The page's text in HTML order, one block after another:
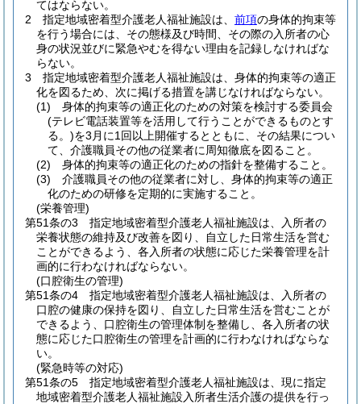
てはならない。
2
指定地域密着型介護老人福祉施設は、 前項の身体的拘束等
を行う場合には、その態様及び時間、その際の入所者の心
身の状況並びに緊急やむを得ない理由を記録しなければな
らない。
3
指定地域密着型介護老人福祉施設は、身体的拘束等の適正
化を図るため、次に掲げる措置を講じなければならない。
(1)
身体的拘束等の適正化のための対策を検討する委員会
(テレビ電話装置等を活用して行うことができるものとす
る。)を3月に1回以上開催するとともに、その結果につい
て、介護職員その他の従業者に周知徹底を図ること。
(2)
身体的拘束等の適正化のための指針を整備すること。
(3)
介護職員その他の従業者に対し、身体的拘束等の適正
化のための研修を定期的に実施すること。
(栄養管理)
第51条の3
指定地域密着型介護老人福祉施設は、入所者の
栄養状態の維持及び改善を図り、自立した日常生活を営む
ことができるよう、各入所者の状態に応じた栄養管理を計
画的に行わなければならない。
(口腔衛生の管理)
第51条の4
指定地域密着型介護老人福祉施設は、入所者の
口腔の健康の保持を図り、自立した日常生活を営むことが
できるよう、口腔衛生の管理体制を整備し、各入所者の状
態に応じた口腔衛生の管理を計画的に行わなければならな
い。
(緊急時等の対応)
第51条の5
指定地域密着型介護老人福祉施設は、現に指定
地域密着型介護老人福祉施設入所者生活介護の提供を行っ